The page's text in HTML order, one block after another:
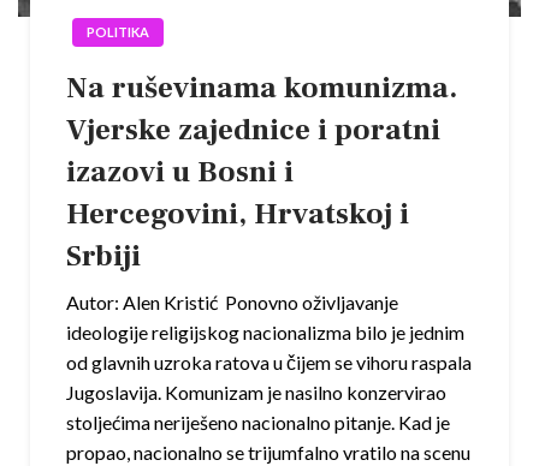
POLITIKA
Na ruševinama komunizma.
Vjerske zajednice i poratni
izazovi u Bosni i
Hercegovini, Hrvatskoj i
Srbiji
Autor: Alen Kristić Ponovno oživljavanje
ideologije religijskog nacionalizma bilo je jednim
od glavnih uzroka ratova u čijem se vihoru raspala
Jugoslavija. Komunizam je nasilno konzervirao
stoljećima neriješeno nacionalno pitanje. Kad je
propao, nacionalno se trijumfalno vratilo na scenu